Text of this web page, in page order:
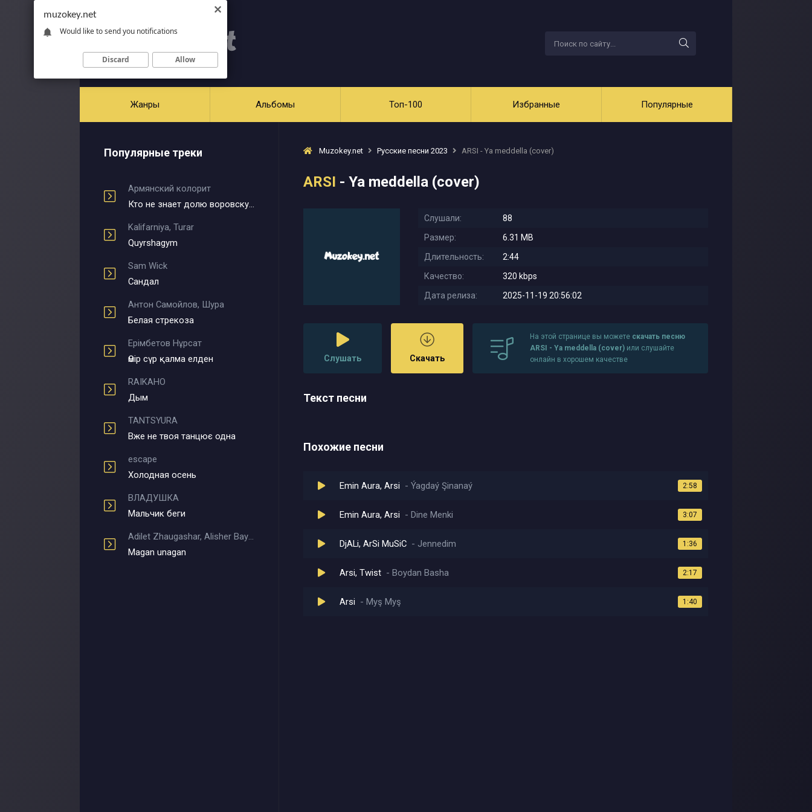
Жанры Альбомы Топ-100 Избранные Популярные
Популярные треки
Армянский колорит
Кто не знает долю воровскую
Kalifarniya, Turar
Quyrshagym
Sam Wick
Сандал
Антон Самойлов, Шура
Белая стрекоза
Ерімбетов Нұрсат
Өмір сүр қалма елден
RAIKAHO
Дым
TANTSYURA
Вже не твоя танцює одна
escape
Холодная осень
ВЛАДУШКА
Мальчик беги
Adilet Zhaugashar, Alisher Bayniyazov
Magan unagan
Muzokey.net Русские песни 2023 ARSI - Ya meddella (cover)
ARSI - Ya meddella (cover)
Слушали:
88
Размер:
6.31 MB
Длительность:
2:44
Качество:
320 kbps
Дата релиза:
2025-11-19 20:56:02
Слушать Скачать
На этой странице вы можете скачать песню
ARSI - Ya meddella (cover) или слушайте
онлайн в хорошем качестве
Текст песни
Похожие песни
Emin Aura, Arsi Ýagdaý Şinanaý 2:58
Emin Aura, Arsi Dine Menki 3:07
DjALi, ArSi MuSiC Jennedim 1:36
Arsi, Twist Boydan Basha 2:17
Arsi Myş Myş 1:40
muzokey.net
Would like to send you notifications
Discard Allow